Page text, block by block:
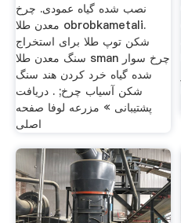
نصب شده گیاه عمودی. چرخ
معدن طلا obrobkametali.
شکن توپ طلا برای استخراج
سنگ معدن طلا sman چرخ سوار
شده گیاه خرد کردن هند سنگ
شکن آسیاب چرخ; . دریافت
پشتیبانی » مزرعه لوفا صفحه
اصلی